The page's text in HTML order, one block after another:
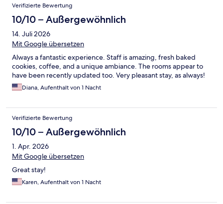
Verifizierte Bewertung
10/10 – Außergewöhnlich
14. Juli 2026
Mit Google übersetzen
Always a fantastic experience. Staff is amazing, fresh baked
cookies, coffee, and a unique ambiance. The rooms appear to
have been recently updated too. Very pleasant stay, as always!
Diana, Aufenthalt von 1 Nacht
Verifizierte Bewertung
10/10 – Außergewöhnlich
1. Apr. 2026
Mit Google übersetzen
Great stay!
Karen, Aufenthalt von 1 Nacht